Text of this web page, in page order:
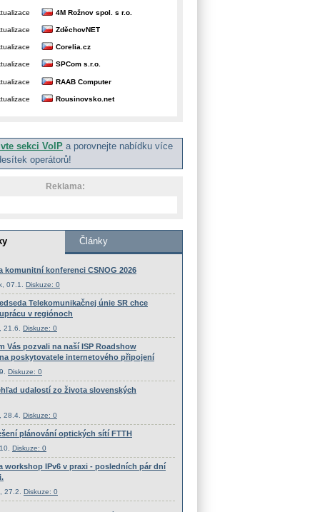
4M Rožnov spol. s r.o.
ZděchovNET
Corelia.cz
SPCom s.r.o.
RAAB Computer
Rousinovsko.net
sekci VoIP a porovnejte nabídku více
operátorů!
Reklama: